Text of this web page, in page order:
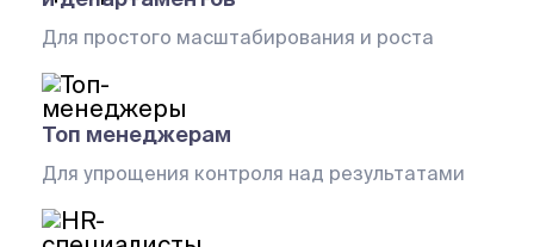
Для простого масштабирования и роста
Топ менеджерам
Для упрощения контроля над результатами